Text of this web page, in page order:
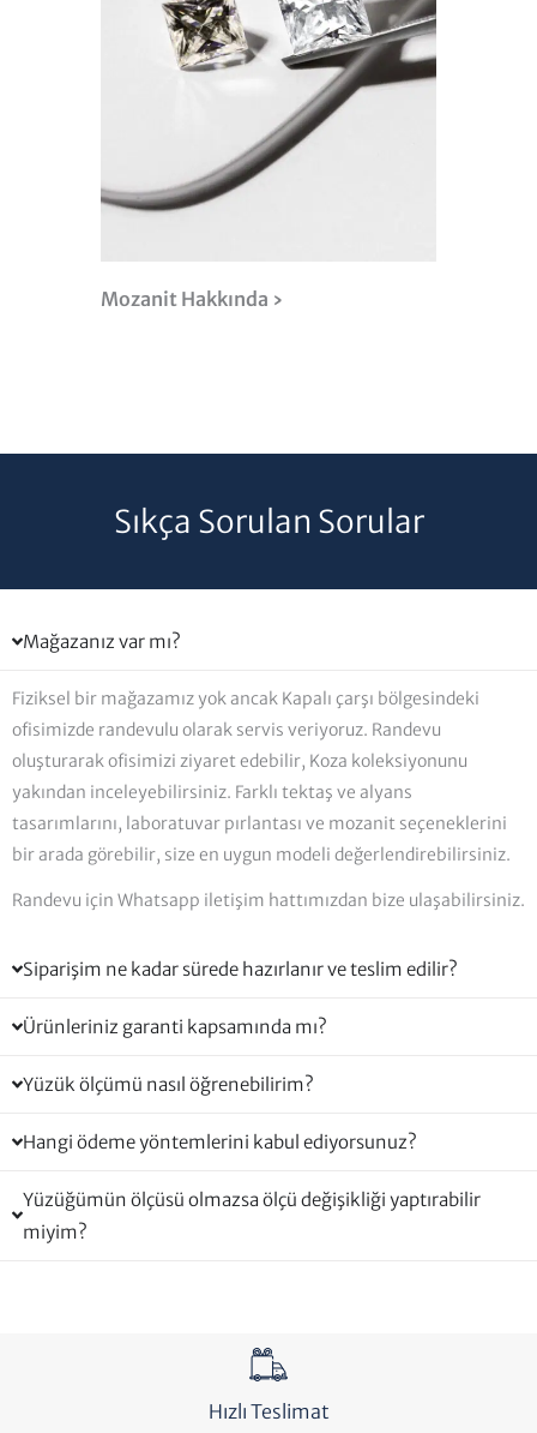
Mozanit Hakkında ›
Sıkça Sorulan Sorular
Mağazanız var mı?
Fiziksel bir mağazamız yok ancak Kapalı çarşı bölgesindeki
ofisimizde randevulu olarak servis veriyoruz. Randevu
oluşturarak ofisimizi ziyaret edebilir, Koza koleksiyonunu
yakından inceleyebilirsiniz. Farklı tektaş ve alyans
tasarımlarını, laboratuvar pırlantası ve mozanit seçeneklerini
bir arada görebilir, size en uygun modeli değerlendirebilirsiniz.
Randevu için Whatsapp iletişim hattımızdan bize ulaşabilirsiniz.
Siparişim ne kadar sürede hazırlanır ve teslim edilir?
Ürünleriniz garanti kapsamında mı?
Yüzük ölçümü nasıl öğrenebilirim?
Hangi ödeme yöntemlerini kabul ediyorsunuz?
Yüzüğümün ölçüsü olmazsa ölçü değişikliği yaptırabilir
miyim?
Hızlı Teslimat